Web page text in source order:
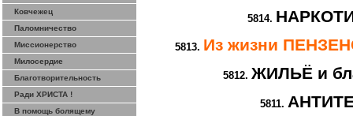
Ковчежец
Паломничество
Миссионерство
Милосердие
Благотворительность
Ради ХРИСТА !
В помощь болящему
5814.
5813. Из жизни
5812. ЖИЛЬЁ и
5811.